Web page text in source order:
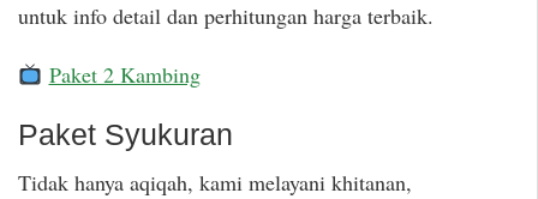
untuk info detail dan perhitungan harga terbaik.
Paket 2 Kambing
Paket Syukuran
Tidak hanya aqiqah, kami melayani khitanan,